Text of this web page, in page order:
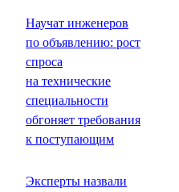
Научат инженеров
по объявлению: рост
спроса
на технические
специальности
обгоняет требования
к поступающим
Эксперты назвали